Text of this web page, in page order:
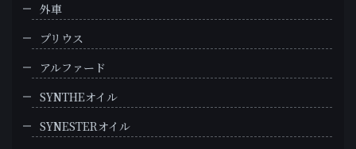
外車
プリウス
アルファード
SYNTHEオイル
SYNESTERオイル